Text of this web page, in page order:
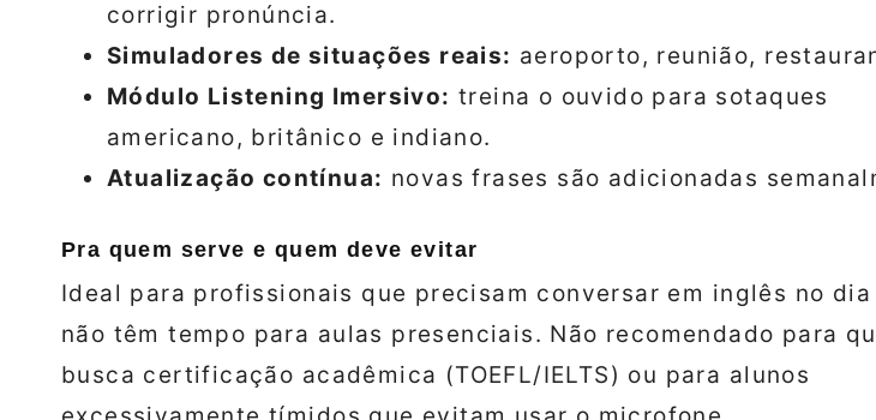
corrigir pronúncia.
Simuladores de situações reais: aeroporto, reunião,
Módulo Listening Imersivo: treina o ouvido para sotaques
americano, britânico e indiano.
Atualização contínua: novas frases são adicionadas
Pra quem serve e quem deve evitar
Ideal para profissionais que precisam conversar em inglês no dia
não têm tempo para aulas presenciais. Não recomendado para
busca certificação acadêmica (TOEFL/IELTS) ou para alunos